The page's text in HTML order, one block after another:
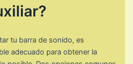
tu barra de sonido, es
adecuado para obtener la